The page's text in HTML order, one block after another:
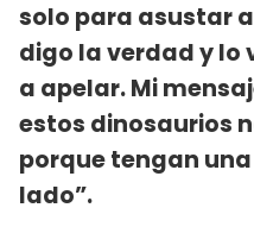
solo para asustar
digo la verdad y lo
a apelar. Mi
estos dinosaurios
porque tengan
lado”.